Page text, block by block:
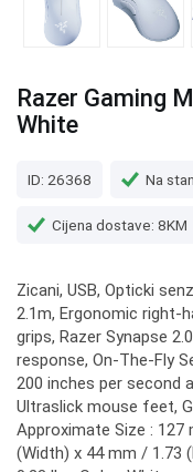
Razer Gaming
White
ID: 26368 Na
Cijena dostave: 8KM
Zicani, USB, Opticki
2.1m, Ergonomic right-
grips, Razer Synapse
response, On-The-Fly
200 inches per second
Ultraslick mouse feet,
Approximate Size : 127
(Width) x 44 mm / 1.73